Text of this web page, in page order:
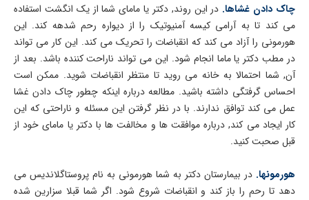
چاک دادن غشاها. در این روند, دکتر یا مامای شما از یک انگشت استفاده
می کند تا به آرامی کیسه آمنیوتیک را از دیواره رحم شدهه کند. این
هورمونی را آزاد می کند که انقباضات را تحریک می کند. این کار می تواند
در مطب دکتر یا ماما انجام شود. این می تواند ناراحت کننده باشد. بعد از
آن, شما احتمالا به خانه می روید تا منتظر انقباضات شوید. ممکن است
احساس گرفتگی داشته باشید. مطالعه درباره اینکه چطور چاک دادن غشا
عمل می کند توافق ندارند. با در نظر گرفتن این مسئله و ناراحتی که این
کار ایجاد می کند, درباره موافقت ها و مخالفت ها با دکتر یا مامای خود از
قبل صحبت کنید.
هورمونها. در بیمارستان دکتر به شما هورمونی به نام پروستاگلاندیس می
دهد تا رحم را باز کند و انقباضات شروع شود. اگر شما قبلا سزارین شده